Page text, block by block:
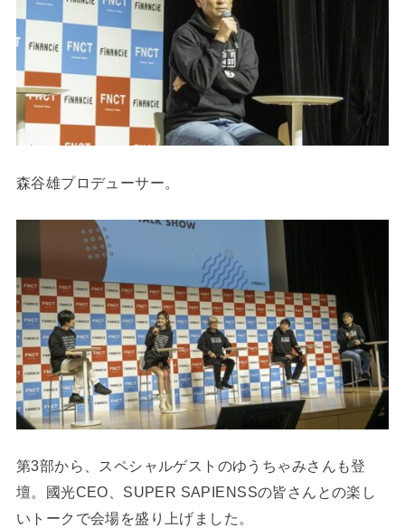
森⾕雄プロデューサー。
第3部から、スペシャルゲストのゆうちゃみさんも登
壇。國光CEO、SUPER SAPIENSSの皆さんとの楽し
いトークで会場を盛り上げました。